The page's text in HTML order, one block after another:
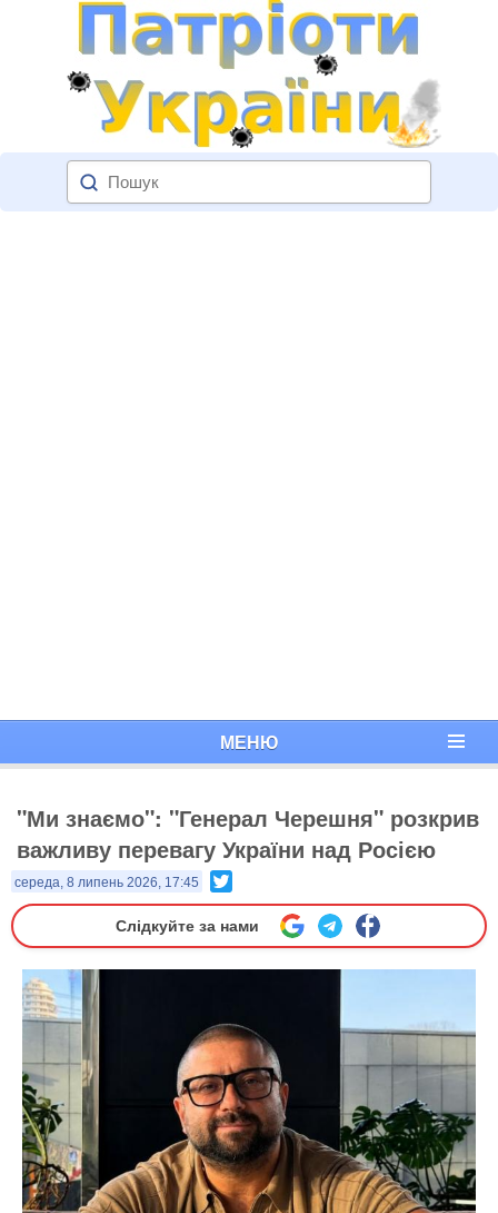
МЕНЮ
"Ми знаємо": "Генерал Черешня" розкрив
важливу перевагу України над Росією
середа, 8 липень 2026, 17:45
Слідкуйте за нами